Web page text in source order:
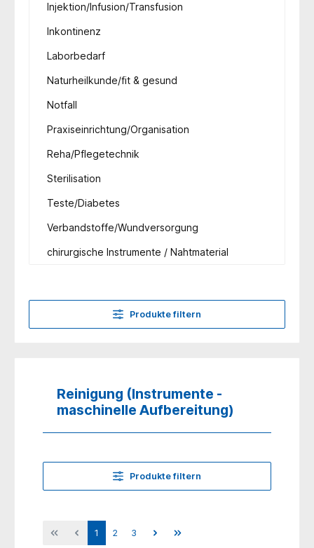
Injektion/Infusion/Transfusion
Inkontinenz
Laborbedarf
Naturheilkunde/fit & gesund
Notfall
Praxiseinrichtung/Organisation
Reha/Pflegetechnik
Sterilisation
Teste/Diabetes
Verbandstoffe/Wundversorgung
chirurgische Instrumente / Nahtmaterial
Produkte filtern
Reinigung (Instrumente -
maschinelle Aufbereitung)
Produkte filtern
1 2 3